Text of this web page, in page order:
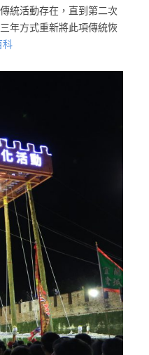
統活動存在，直到第二次
年方式重新將此項傳統恢
科